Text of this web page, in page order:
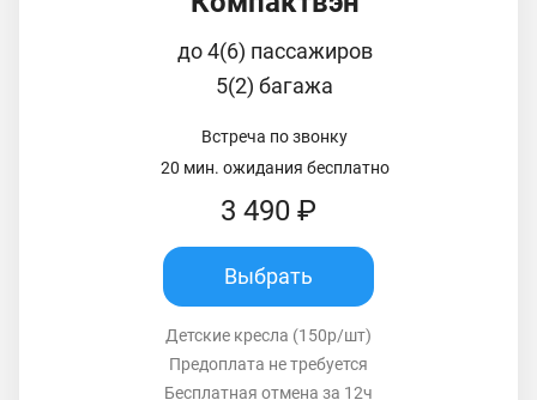
до 4(6) пассажиров
5(2) багажа
Встреча по звонку
20 мин. ожидания бесплатно
3 490 ₽
Выбрать
Детские кресла (150р/шт)
Предоплата не требуется
Бесплатная отмена за 12ч